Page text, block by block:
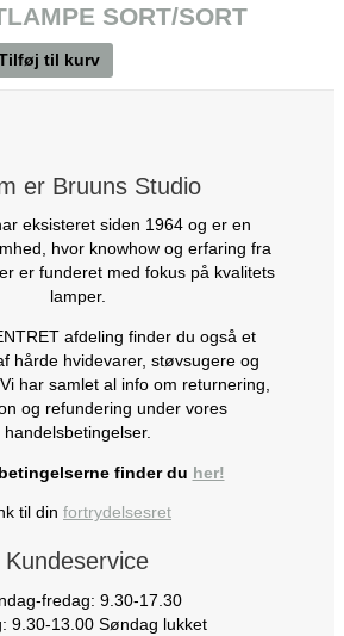
SORT/SORT
til kurv
er Bruuns Studio
eksisteret siden 1964 og er en
hvor knowhow og erfaring fra
er funderet med fokus på kvalitets
lamper.
afdeling finder du også et
hårde hvidevarer, støvsugere og
har samlet al info om returnering,
og refundering under vores
handelsbetingelser.
finder du her!
til din fortrydelsesret
Kundeservice
fredag: 9.30-17.30
9.30-13.00 Søndag lukket